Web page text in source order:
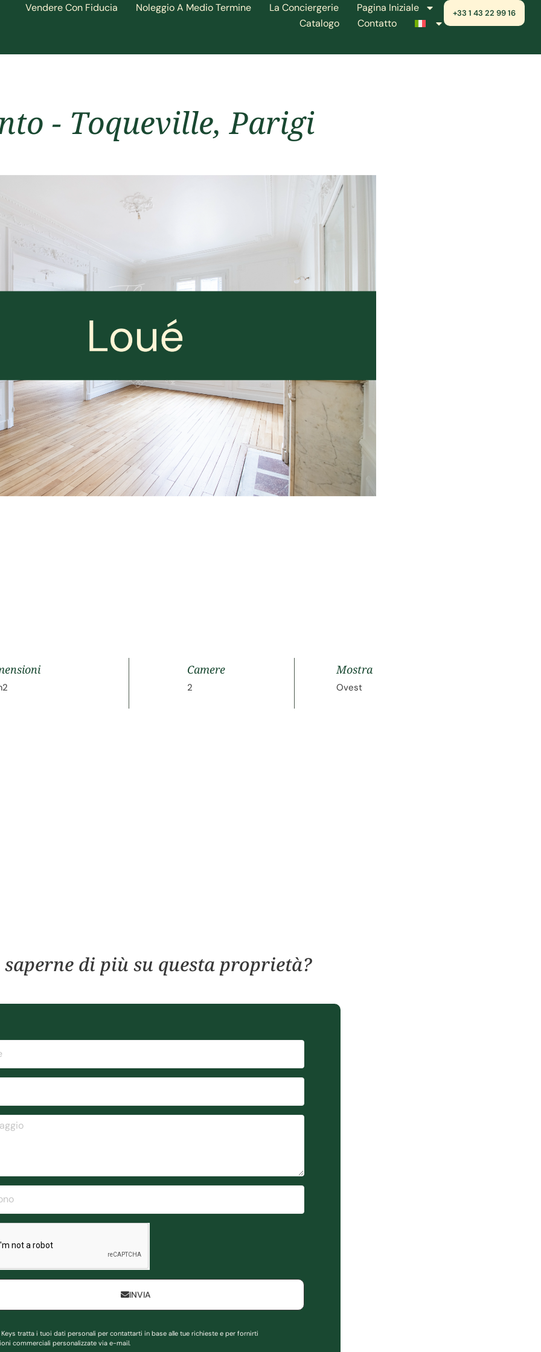
Vendere Con Fiducia Noleggio A Medio Termine La Conciergerie
Pagina Iniziale
Catalogo
Contatto
+33 1 43 22 99 16
- Toqueville, Parigi
termine)
Camere
2
Mostra
Ovest
di più su questa proprietà?
INVIA
Keys tratta i tuoi dati personali per contattarti in base alle tue richieste e per fornirti
commerciali personalizzate via e-mail.